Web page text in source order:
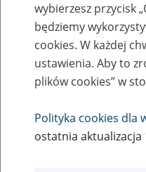
Zaproś ZUS do
rezerwowane, e-
Rodzaj wydarzenia
Szkolenia
wybierzesz przycisk
będziemy
cookies. W każdej
ustawienia. Aby to
plików cookies” w
Polityka cookies dla
ostatnia aktualizacja